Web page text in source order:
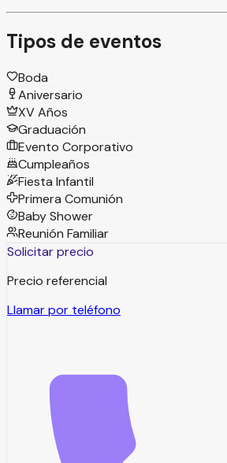
Tipos de eventos
Boda
Aniversario
XV Años
Graduación
Evento Corporativo
Cumpleaños
Fiesta Infantil
Primera Comunión
Baby Shower
Reunión Familiar
Solicitar precio
Precio referencial
Llamar por teléfono